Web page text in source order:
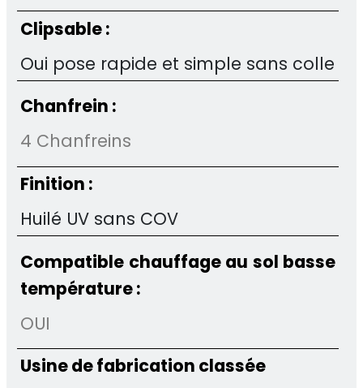
Clipsable :
Oui pose rapide et simple sans colle
Chanfrein :
4 Chanfreins
Finition :
Huilé UV sans COV
Compatible chauffage au sol basse
température :
OUI
Usine de fabrication classée